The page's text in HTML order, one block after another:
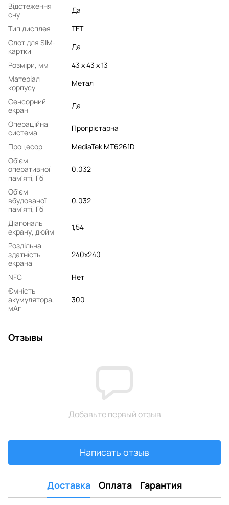
Відстеження
сну
Да
Тип дисплея
TFT
Слот для SIM-
картки
Да
Розміри, мм
43 x 43 x 13
Матеріал
корпусу
Метал
Сенсорний
екран
Да
Операційна
система
Пропрієтарна
Процесор
MediaTek MT6261D
Об'єм
оперативної
пам'яті, Гб
0.032
Об'єм
вбудованої
пам'яті, Гб
0,032
Діагональ
екрану, дюйм
1,54
Роздільна
здатність
екрана
240x240
NFC
Нет
Ємність
акумулятора,
мАг
300
Отзывы
Добавьте первый отзыв
Написать отзыв
Доставка Оплата Гарантия